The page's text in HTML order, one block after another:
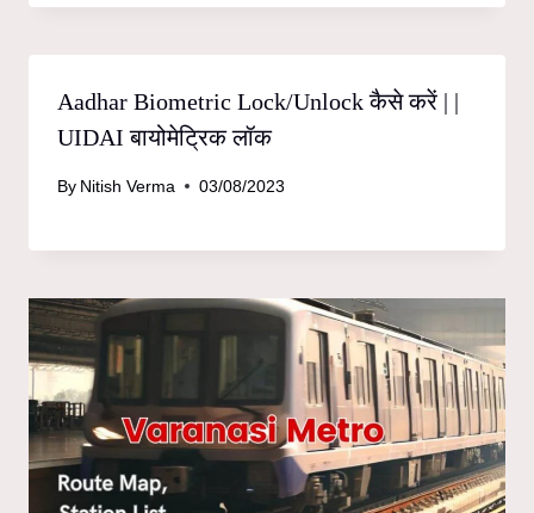
Aadhar Biometric Lock/Unlock कैसे करें | |
UIDAI बायोमेट्रिक लॉक
By Nitish Verma 03/08/2023